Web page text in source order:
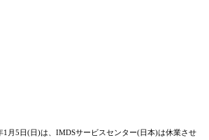
1月5日(日)は、IMDSサービスセンター(日本)は休業させ